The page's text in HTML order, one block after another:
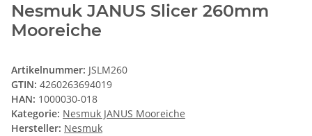
Nesmuk JANUS Slicer 260mm
Mooreiche
Artikelnummer: JSLM260
GTIN: 4260263694019
HAN: 1000030-018
Kategorie: Nesmuk JANUS Mooreiche
Hersteller: Nesmuk